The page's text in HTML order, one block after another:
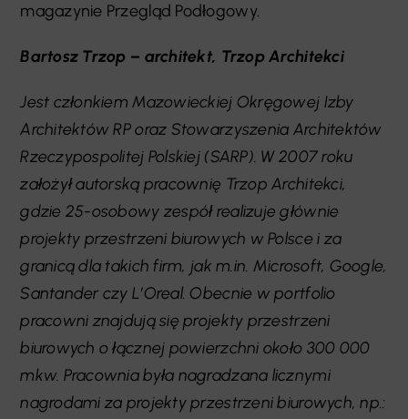
magazynie Przegląd Podłogowy.
Bartosz Trzop – architekt, Trzop Architekci
Jest członkiem Mazowieckiej Okręgowej Izby
Architektów RP oraz Stowarzyszenia Architektów
Rzeczypospolitej Polskiej (SARP). W 2007 roku
założył autorską pracownię Trzop Architekci,
gdzie 25-osobowy zespół realizuje głównie
projekty przestrzeni biurowych w Polsce i za
granicą dla takich firm, jak m.in. Microsoft, Google,
Santander czy L’Oreal. Obecnie w portfolio
pracowni znajdują się projekty przestrzeni
biurowych o łącznej powierzchni około 300 000
mkw. Pracownia była nagradzana licznymi
nagrodami za projekty przestrzeni biurowych, np.: